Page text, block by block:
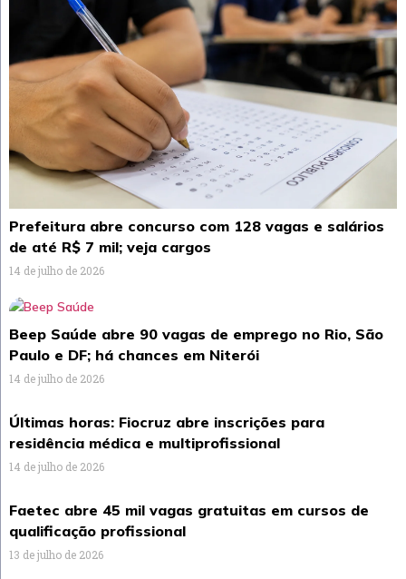
Prefeitura abre concurso com 128 vagas e salários
de até R$ 7 mil; veja cargos
14 de julho de 2026
Beep Saúde abre 90 vagas de emprego no Rio, São
Paulo e DF; há chances em Niterói
14 de julho de 2026
Últimas horas: Fiocruz abre inscrições para
residência médica e multiprofissional
14 de julho de 2026
Faetec abre 45 mil vagas gratuitas em cursos de
qualificação profissional
13 de julho de 2026